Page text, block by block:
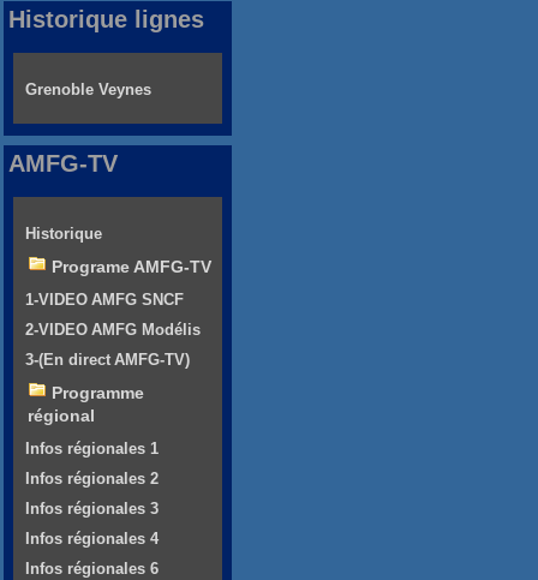
Historique lignes
Grenoble Veynes
AMFG-TV
Historique
Programe AMFG-TV
1-VIDEO AMFG SNCF
2-VIDEO AMFG Modélis
3-(En direct AMFG-TV)
Programme
régional
Infos régionales 1
Infos régionales 2
Infos régionales 3
Infos régionales 4
Infos régionales 6